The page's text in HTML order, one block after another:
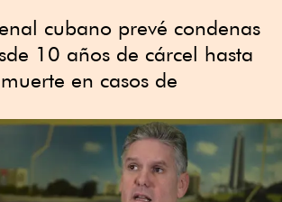
cubano prevé condenas
10 años de cárcel hasta
en casos de